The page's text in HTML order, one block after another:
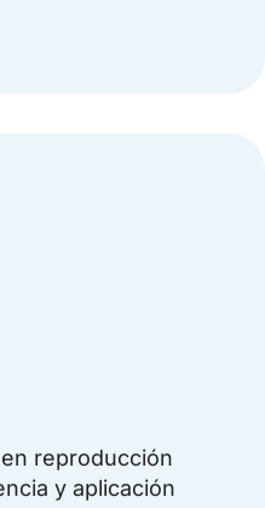
reproducción
y aplicación